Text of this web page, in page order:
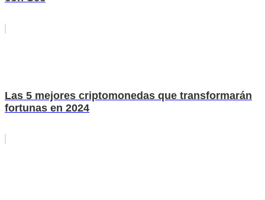
Las 5 mejores criptomonedas que transformarán
fortunas en 2024